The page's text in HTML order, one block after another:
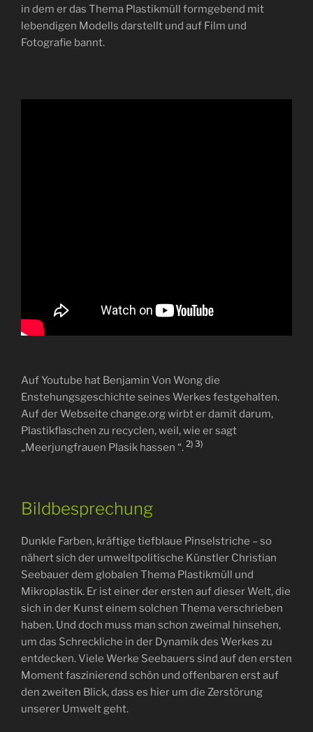
in dem er das Thema Plastikmüll formgebend mit
lebendigen Modells darstellt und auf Film und
Fotografie bannt.
Auf Youtube hat Benjamin Von Wong die
Enstehungsgeschichte seines Werkes festgehalten.
Auf der Webseite change.org wirbt er damit darum,
Plastikflaschen zu recyclen, weil, wie er sagt
„Meerjungfrauen Plasik hassen “. 2) 3)
Bildbesprechung
Dunkle Farben, kräftige tiefblaue Pinselstriche – so
nähert sich der umweltpolitische Künstler Christian
Seebauer dem globalen Thema Plastikmüll und
Mikroplastik. Er ist einer der ersten auf dieser Welt, die
sich in der Kunst einem solchen Thema verschrieben
haben. Und doch muss man schon zweimal hinsehen,
um das Schreckliche in der Dynamik des Werkes zu
entdecken. Viele Werke Seebauers sind auf den ersten
Moment faszinierend schön und offenbaren erst auf
den zweiten Blick, dass es hier um die Zerstörung
unserer Umwelt geht.